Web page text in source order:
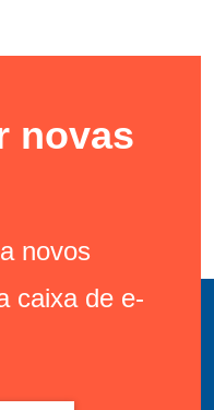
novas
novos
caixa de e-